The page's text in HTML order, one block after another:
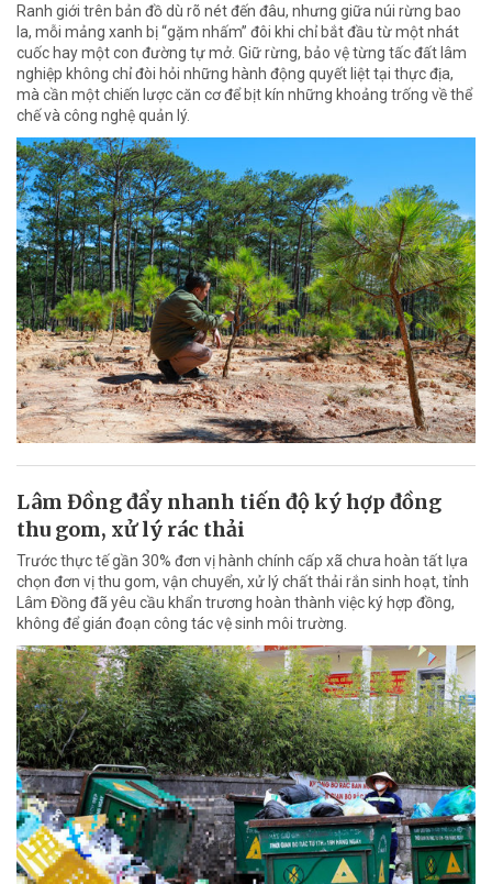
Ranh giới trên bản đồ dù rõ nét đến đâu, nhưng giữa núi rừng bao
la, mỗi mảng xanh bị “gặm nhấm” đôi khi chỉ bắt đầu từ một nhát
cuốc hay một con đường tự mở. Giữ rừng, bảo vệ từng tấc đất lâm
nghiệp không chỉ đòi hỏi những hành động quyết liệt tại thực địa,
mà cần một chiến lược căn cơ để bịt kín những khoảng trống về thể
chế và công nghệ quản lý.
Lâm Đồng đẩy nhanh tiến độ ký hợp đồng
thu gom, xử lý rác thải
Trước thực tế gần 30% đơn vị hành chính cấp xã chưa hoàn tất lựa
chọn đơn vị thu gom, vận chuyển, xử lý chất thải rắn sinh hoạt, tỉnh
Lâm Đồng đã yêu cầu khẩn trương hoàn thành việc ký hợp đồng,
không để gián đoạn công tác vệ sinh môi trường.